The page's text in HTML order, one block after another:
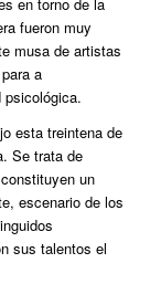
fueron muy
musa de artistas
a
psicológica.
esta treintena de
Se trata de
un
escenario de los
sus talentos el